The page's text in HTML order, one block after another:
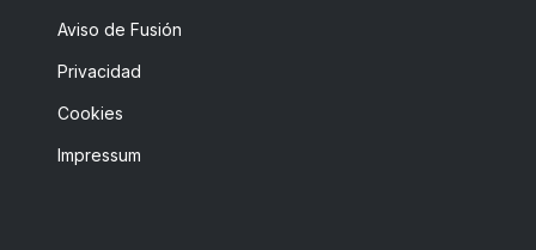
Aviso de Fusión
Privacidad
Cookies
Impressum